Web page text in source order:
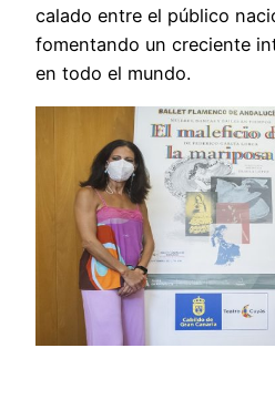
calado entre el público
fomentando un creciente
en todo el mundo.